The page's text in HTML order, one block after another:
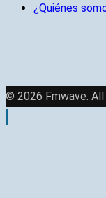
¿Quiénes
© 2026 Fmwave.